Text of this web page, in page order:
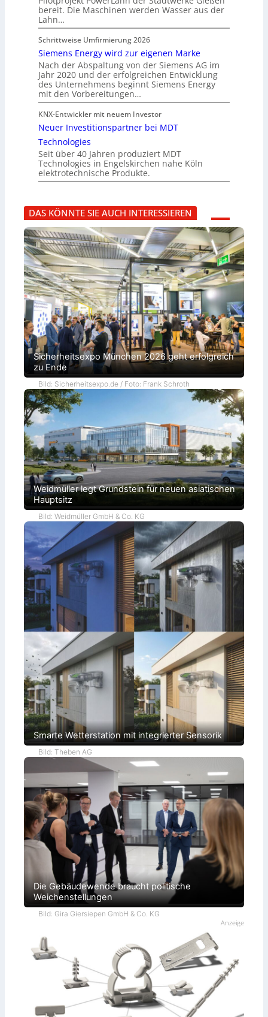
bereit. Die Maschinen werden Wasser aus der
Lahn…
Schrittweise Umfirmierung 2026
Siemens Energy wird zur eigenen Marke
Nach der Abspaltung von der Siemens AG im
Jahr 2020 und der erfolgreichen Entwicklung
des Unternehmens beginnt Siemens Energy
mit den Vorbereitungen…
KNX-Entwickler mit neuem Investor
Neuer Investitionspartner bei MDT
Technologies
Seit über 40 Jahren produziert MDT
Technologies in Engelskirchen nahe Köln
elektrotechnische Produkte.
DAS KÖNNTE SIE AUCH INTERESSIEREN
Sicherheitsexpo München 2026 geht erfolgreich
zu Ende
Bild: Sicherheitsexpo.de / Foto: Frank Schroth
Weidmüller legt Grundstein für neuen asiatischen
Hauptsitz
Bild: Weidmüller GmbH & Co. KG
Smarte Wetterstation mit integrierter Sensorik
Bild: Theben AG
Die Gebäudewende braucht politische
Weichenstellungen
Bild: Gira Giersiepen GmbH & Co. KG
Anzeige